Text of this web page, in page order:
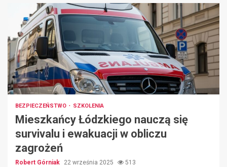
BEZPIECZEŃSTWO SZKOLENIA
Mieszkańcy Łódzkiego nauczą się
survivalu i ewakuacji w obliczu
zagrożeń
Robert Górniak 22 września 2025 513